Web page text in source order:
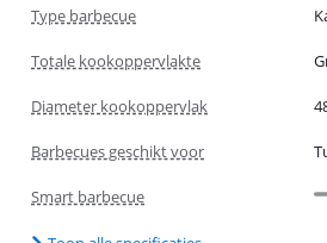
Type barbecue
Totale kookoppervlakte
Diameter kookoppervlak
Barbecues geschikt voor
Smart barbecue